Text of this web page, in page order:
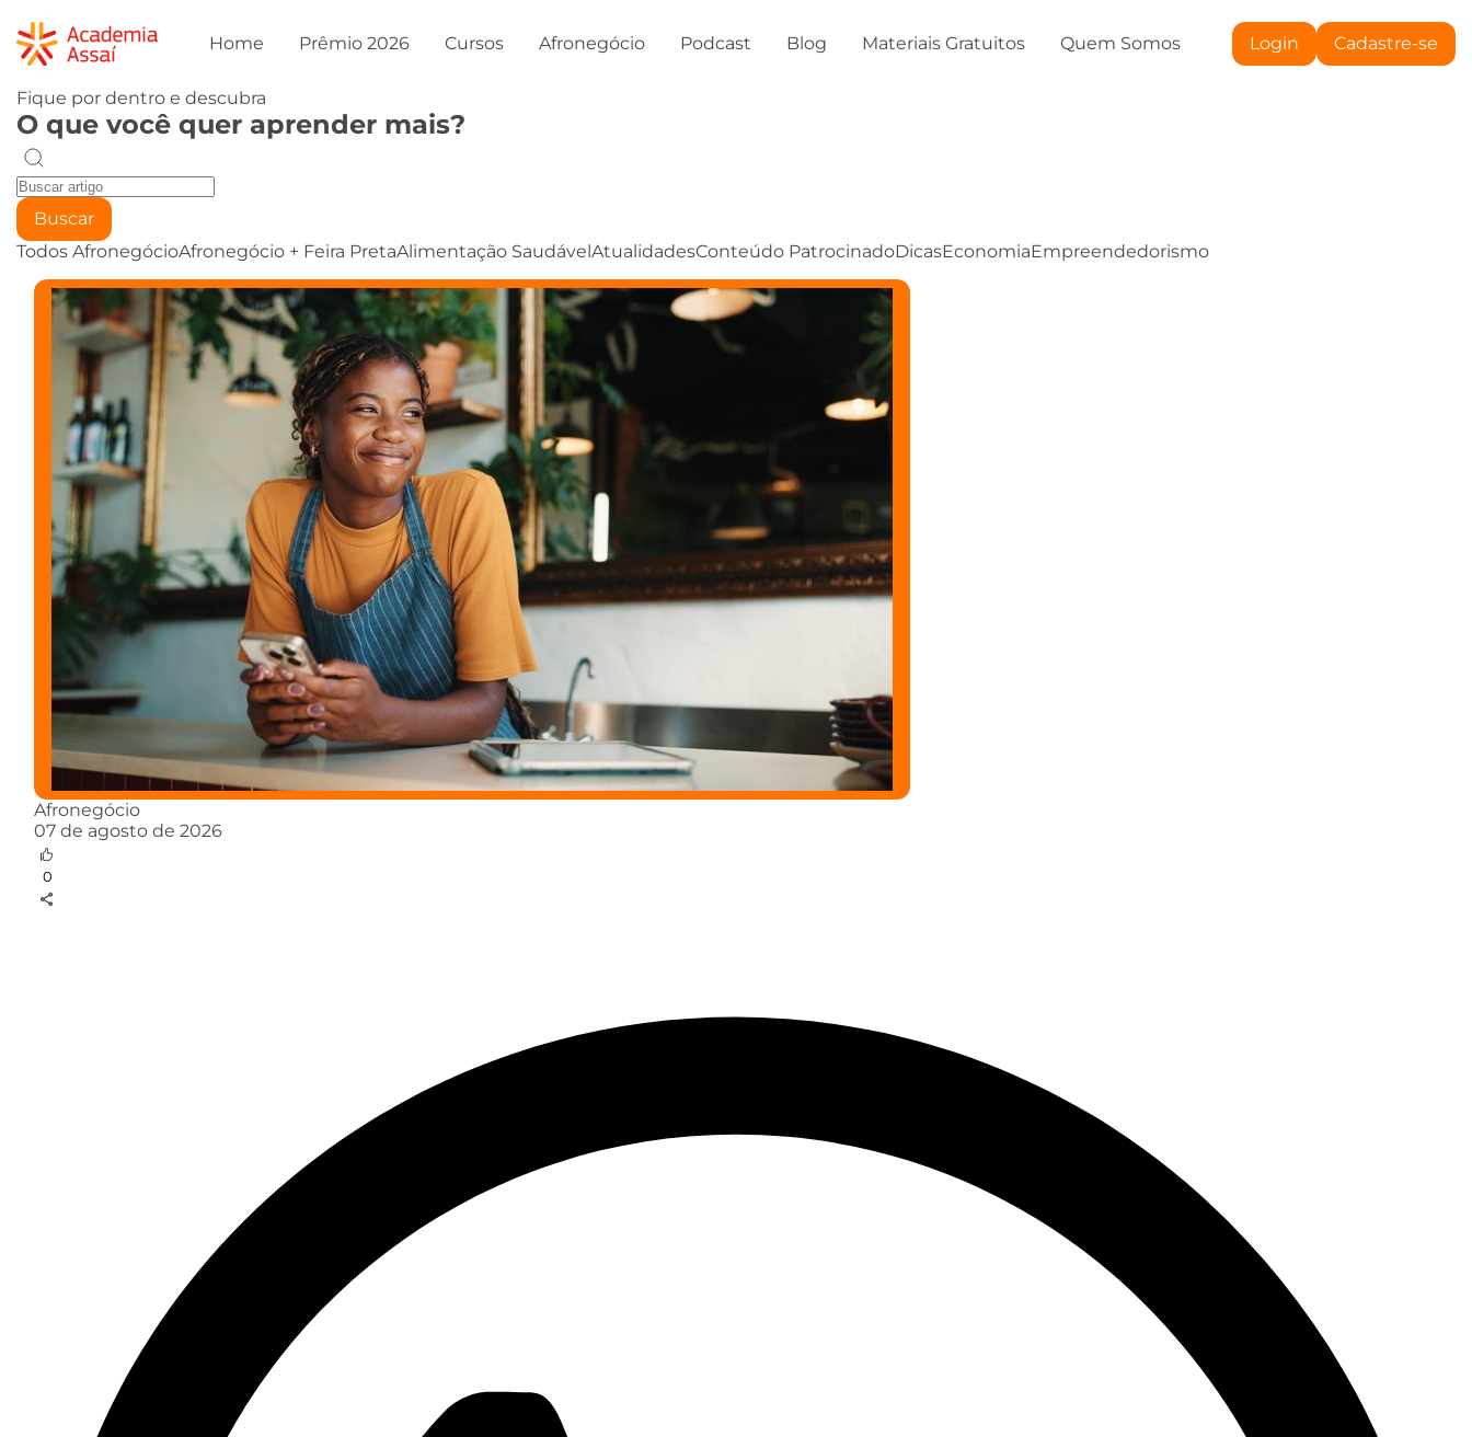
Home Prêmio 2026 Cursos Afronegócio Podcast Blog Materiais Gratuitos Quem Somos Login Cadastre-se
Fique por dentro e descubra
O que você quer aprender mais?
Buscar
Todos AfronegócioAfronegócio + Feira PretaAlimentação SaudávelAtualidadesConteúdo PatrocinadoDicasEconomiaEmpreendedorismo
Afronegócio
07 de agosto de 2026
0